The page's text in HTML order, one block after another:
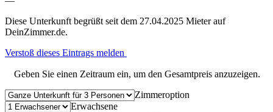
Diese Unterkunft begrüßt seit dem 27.04.2025 Mieter auf
DeinZimmer.de.
Verstoß dieses Eintrags melden
Geben Sie einen Zeitraum ein, um den Gesamtpreis anzuzeigen.
Zimmeroption
Erwachsene